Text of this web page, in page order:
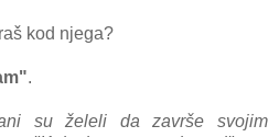
kod njega?
.
su želeli da završe svojim